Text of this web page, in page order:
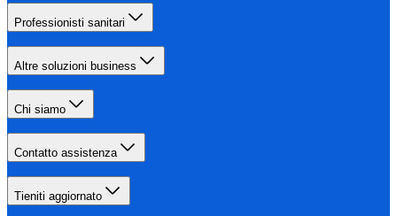
Professionisti sanitari
Altre soluzioni business
Chi siamo
Contatto assistenza
Tieniti aggiornato